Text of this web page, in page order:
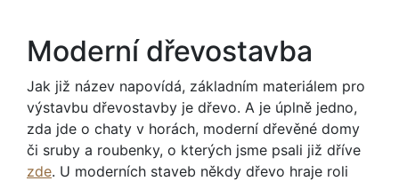
Moderní dřevostavba
Jak již název napovídá, základním materiálem pro
výstavbu dřevostavby je dřevo. A je úplně jedno,
zda jde o chaty v horách, moderní dřevěné domy
či sruby a roubenky, o kterých jsme psali již dříve
zde. U moderních staveb někdy dřevo hraje roli